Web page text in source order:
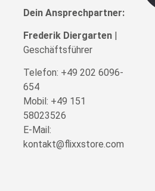
Dein Ansprechpartner:
Frederik Diergarten |
Geschäftsführer
Telefon: +49 202 6096-
654
Mobil: +49 151
58023526
E-Mail:
kontakt@flixxstore.com